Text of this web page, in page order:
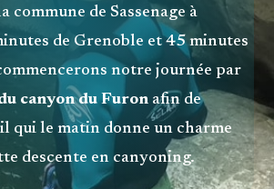
commune de Sassenage à
de Grenoble et 45 minutes
notre journée par
canyon du Furon afin de
qui le matin donne un charme
descente en canyoning.